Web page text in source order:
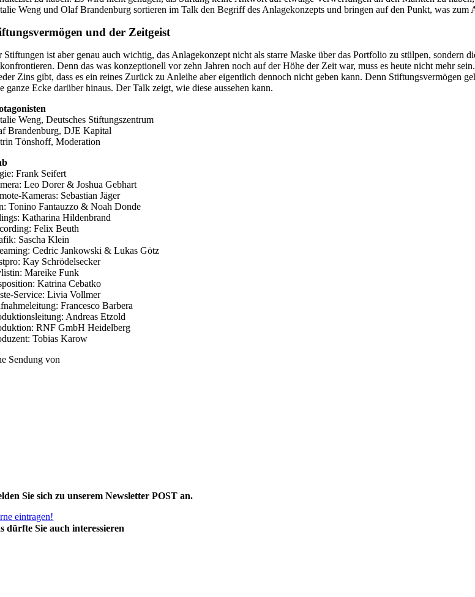
Weng und Olaf Brandenburg sortieren im Talk den Begriff des Anlagekonzepts und bringen auf den Punkt, was
und der Zeitgeist
Stiftungen ist aber genau auch wichtig, das Anlagekonzept nicht als starre Maske über das Portfolio zu stülpen,
Denn das was konzeptionell vor zehn Jahren noch auf der Höhe der Zeit war, muss es heute nicht mehr
Zins gibt, dass es ein reines Zurück zu Anleihe aber eigentlich dennoch nicht geben kann. Denn Stiftungsvermögen
ganze Ecke darüber hinaus. Der Talk zeigt, wie diese aussehen kann.
Weng, Deutsches Stiftungszentrum
Brandenburg, DJE Kapital
Tönshoff, Moderation
Frank Seifert
Leo Dorer & Joshua Gebhart
Kameras: Sebastian Jäger
Tonino Fantauzzo & Noah Donde
Katharina Hildenbrand
Felix Beuth
Sascha Klein
Cedric Jankowski & Lukas Götz
Kay Schrödelsecker
Mareike Funk
Katrina Cebatko
Service: Livia Vollmer
Francesco Barbera
Andreas Etzold
RNF GmbH Heidelberg
Tobias Karow
Sendung von
Sie sich zu unserem Newsletter POST an.
eintragen!
dürfte Sie auch interessieren